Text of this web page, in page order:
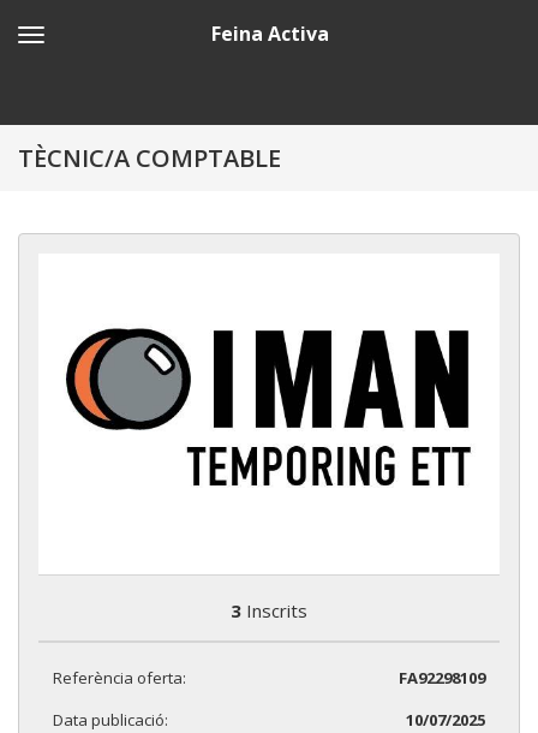
Feina Activa
TÈCNIC/A COMPTABLE
3 Inscrits
Referència oferta:
FA92298109
Data publicació:
10/07/2025